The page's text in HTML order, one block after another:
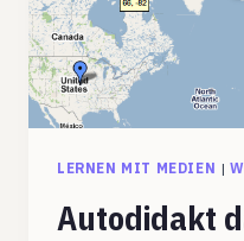
LERNEN MIT MEDIEN |
Autodidakt